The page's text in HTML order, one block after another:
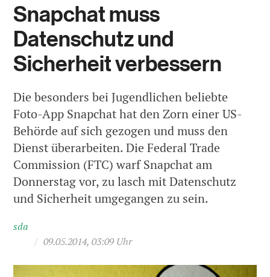
Snapchat muss
Datenschutz und
Sicherheit verbessern
Die besonders bei Jugendlichen beliebte
Foto-App Snapchat hat den Zorn einer US-
Behörde auf sich gezogen und muss den
Dienst überarbeiten. Die Federal Trade
Commission (FTC) warf Snapchat am
Donnerstag vor, zu lasch mit Datenschutz
und Sicherheit umgegangen zu sein.
sda
/ 09.05.2014, 03:09 Uhr